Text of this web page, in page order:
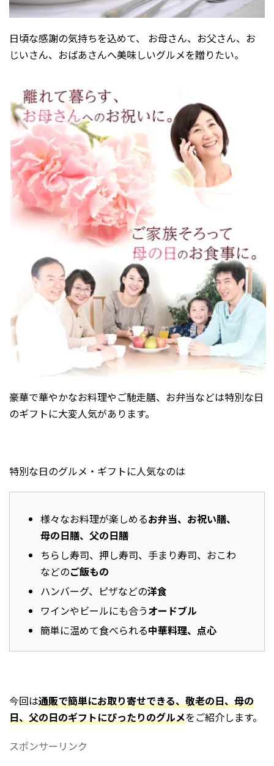
2025年7月
2025年5月
2025年1月
2024年12月
2024年10月
2024年8月
2024年7月
2024年6月
2024年5月
2024年2月
2024年1月
2023年11月
2023年10月
2023年8月
2023年7月
2023年4月
2023年3月
2023年2月
2023年1月
2022年11月
2022年10月
2022年4月
2022年3月
2021年5月
2021年4月
2020年1月
2019年12月
日頃な感謝の気持ちを込めて、 お母さん、お父さん、お
じいさん、おばあさんへ美味しいグルメを贈りたい。
豪華で華やかなお料理やご馳走膳、お弁当などは特別な日
のギフトに大変人気があります。
特別な日のグルメ・ギフトに人気なのは
様々なお料理が楽しめるお弁当、お祝い膳、
母の日膳、父の日膳
ちらし寿司、押し寿司、手まり寿司、おこわ
などのご飯もの
ハンバーグ、ピザなどの洋食
ワインやビールにも合うオードブル
簡単に温めて食べられる中華料理、点心
今回は通販で簡単にお取り寄せできる、敬老の日、母の
日、父の日のギフトにぴったりのグルメをご紹介します。
スポンサーリンク